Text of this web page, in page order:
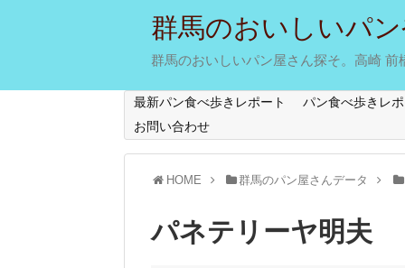
群馬のおいしいパ
群馬のおいしいパン屋さん探そ。高崎
最新パン食べ歩きレポート
パン食べ歩きレ
お問い合わせ
HOME 群馬のパン屋さんデータ
パネテリーヤ明夫